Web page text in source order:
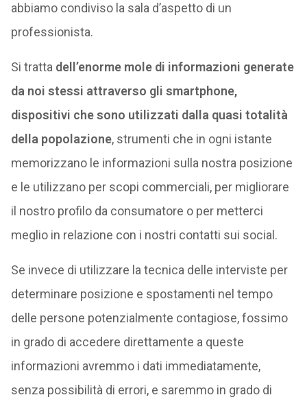
abbiamo condiviso la sala d’aspetto di un
professionista.
Si tratta dell’enorme mole di informazioni generate
da noi stessi attraverso gli smartphone,
dispositivi che sono utilizzati dalla quasi totalità
della popolazione, strumenti che in ogni istante
memorizzano le informazioni sulla nostra posizione
e le utilizzano per scopi commerciali, per migliorare
il nostro profilo da consumatore o per metterci
meglio in relazione con i nostri contatti sui social.
Se invece di utilizzare la tecnica delle interviste per
determinare posizione e spostamenti nel tempo
delle persone potenzialmente contagiose, fossimo
in grado di accedere direttamente a queste
informazioni avremmo i dati immediatamente,
senza possibilità di errori, e saremmo in grado di